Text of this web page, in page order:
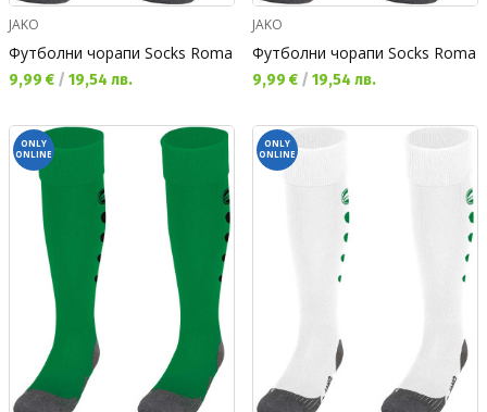
JAKO
Футболни чорапи Socks Roma
Текуща цена:
9,99 € / 19,54 лв.
JAKO
Футболни чорапи Socks Roma
Текуща цена:
9,99 € / 19,54 лв.
ONLY
ONLINE
ONLY
ONLINE